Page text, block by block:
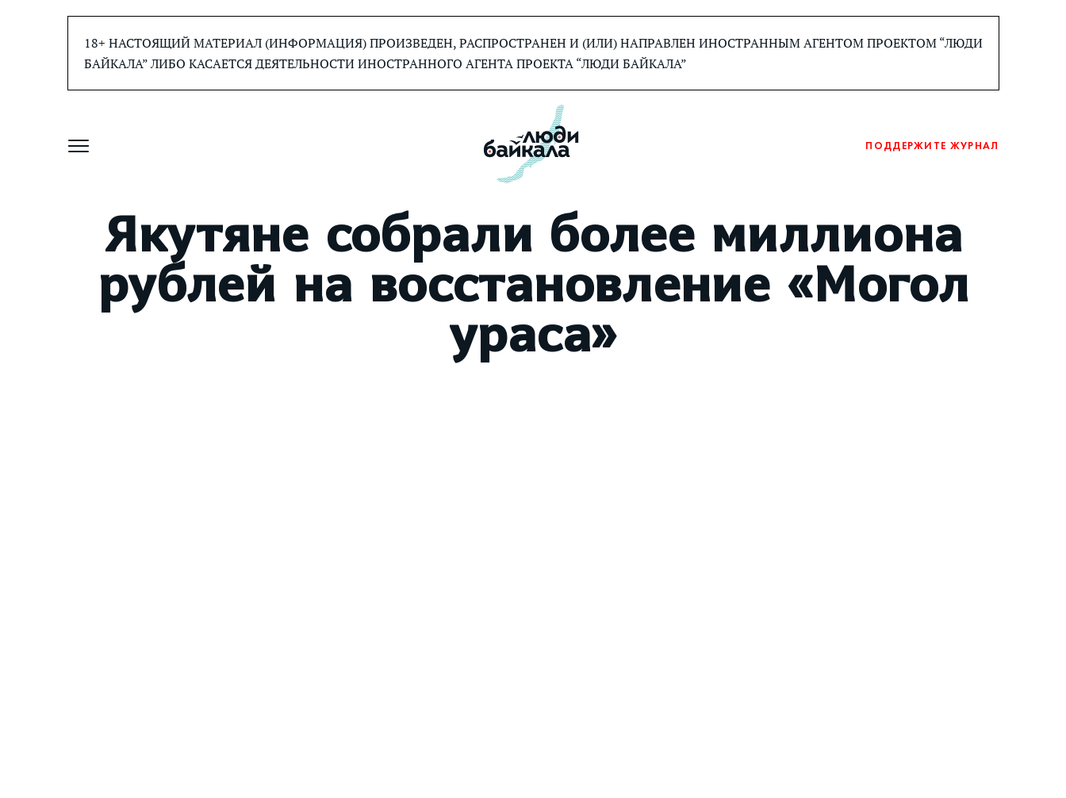
18+ НАСТОЯЩИЙ МАТЕРИАЛ (ИНФОРМАЦИЯ) ПРОИЗВЕДЕН, РАСПРОСТРАНЕН И (ИЛИ) НАПРАВЛЕН ИНОСТРАННЫМ АГЕНТОМ ПРОЕКТОМ “ЛЮДИ
БАЙКАЛА” ЛИБО КАСАЕТСЯ ДЕЯТЕЛЬНОСТИ ИНОСТРАННОГО АГЕНТА ПРОЕКТА “ЛЮДИ БАЙКАЛА”
ПОДДЕРЖИТЕ ЖУРНАЛ
Якутяне собрали более миллиона
рублей на восстановление «Могол
ураса»